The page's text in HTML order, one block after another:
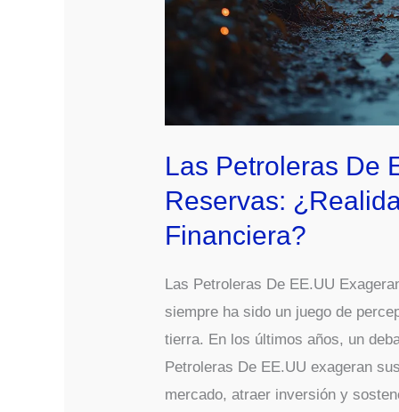
Las Petroleras De
Reservas:
Financiera?
Las Petroleras De EE.UU
siempre ha sido un juego de
tierra. En los últimos años, un
Petroleras De EE.UU exageran
mercado, atraer inversión y